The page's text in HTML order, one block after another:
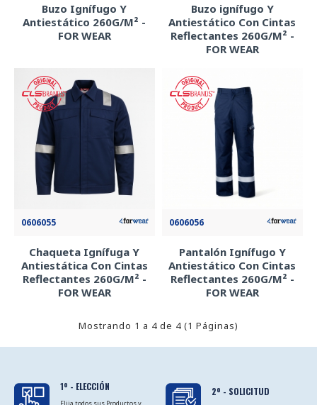
Buzo Ignífugo Y
Antiestático 260G/M² -
FOR WEAR
Buzo ignífugo Y
Antiestático Con Cintas
Reflectantes 260G/M² -
FOR WEAR
0606055
Chaqueta Ignífuga Y
Antiestática Con Cintas
Reflectantes 260G/M² -
FOR WEAR
0606056
Pantalón Ignífugo Y
Antiestático Con Cintas
Reflectantes 260G/M² -
FOR WEAR
Mostrando 1 a 4 de 4 (1 Páginas)
1º - ELECCIÓN 2º - SOLICITUD